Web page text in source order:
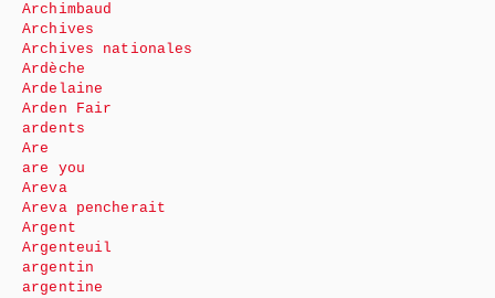
Archimbaud
Archives
Archives nationales
Ardèche
Ardelaine
Arden Fair
ardents
Are
are you
Areva
Areva pencherait
Argent
Argenteuil
argentin
argentine